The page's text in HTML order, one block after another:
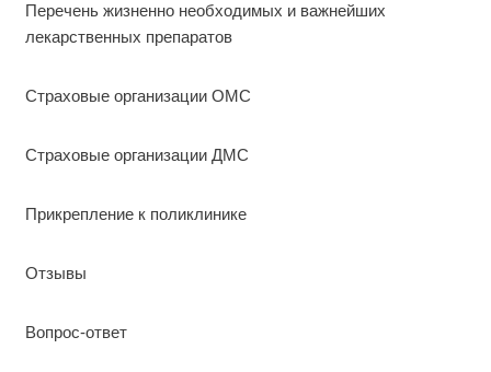
Перечень жизненно необходимых и важнейших
лекарственных препаратов
Страховые организации ОМС
Страховые организации ДМС
Прикрепление к поликлинике
Отзывы
Вопрос-ответ